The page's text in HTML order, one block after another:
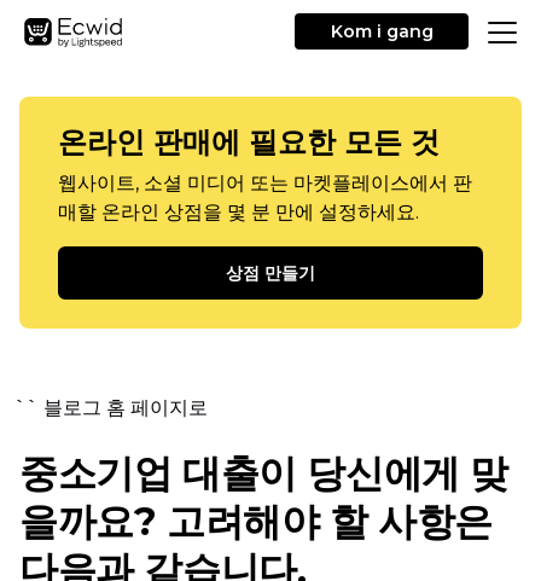
Kom i gang
온라인 판매에 필요한 모든 것
웹사이트, 소셜 미디어 또는 마켓플레이스에서 판
매할 온라인 상점을 몇 분 만에 설정하세요.
상점 만들기
`` 블로그 홈 페이지로
중소기업 대출이 당신에게 맞
을까요? 고려해야 할 사항은
다음과 같습니다.